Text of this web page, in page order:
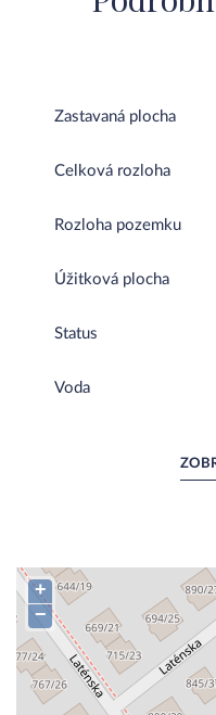
Zastavaná plocha
Celková rozloha
Rozloha pozemku
Úžitková plocha
Status
Voda
+
−